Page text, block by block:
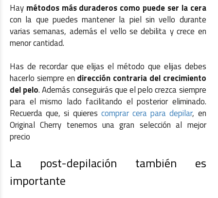
Hay métodos más duraderos como puede ser la cera
con la que puedes mantener la piel sin vello durante
varias semanas, además el vello se debilita y crece en
menor cantidad.
Has de recordar que elijas el método que elijas debes
hacerlo siempre en dirección contraria del crecimiento
del pelo. Además conseguirás que el pelo crezca siempre
para el mismo lado facilitando el posterior eliminado.
Recuerda que, si quieres comprar cera para depilar, en
Original Cherry tenemos una gran selección al mejor
precio
La post-depilación también es
importante